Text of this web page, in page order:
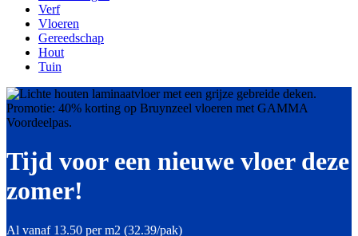
Verf
Vloeren
Gereedschap
Hout
Tuin
Tijd voor een nieuwe vloer deze
zomer!
Al vanaf 13.50 per m2 (32.39/pak)